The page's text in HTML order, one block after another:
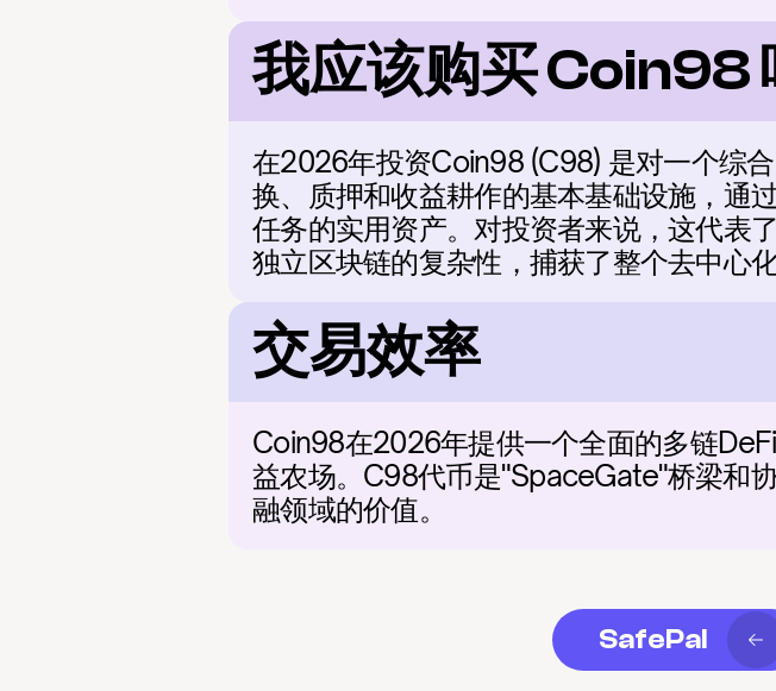
我应该购买 Coin98
在2026年投资Coin98 (C98) 是对一个综
换、质押和收益耕作的基本基础设施，通
任务的实用资产。对投资者来说，这代表
独立区块链的复杂性，捕获了整个去中心
交易效率
Coin98在2026年提供一个全面的多链
益农场。C98代币是"SpaceGate"桥梁和
融领域的价值。
SafePal